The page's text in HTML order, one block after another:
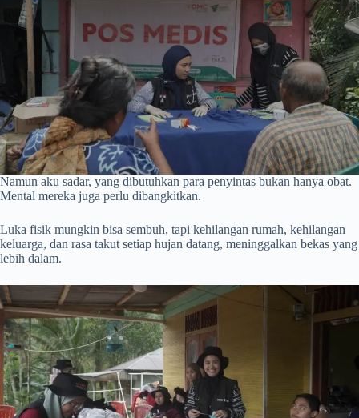
Namun aku sadar, yang dibutuhkan para penyintas bukan hanya obat.
Mental mereka juga perlu dibangkitkan.
Luka fisik mungkin bisa sembuh, tapi kehilangan rumah, kehilangan
keluarga, dan rasa takut setiap hujan datang, meninggalkan bekas yang
lebih dalam.